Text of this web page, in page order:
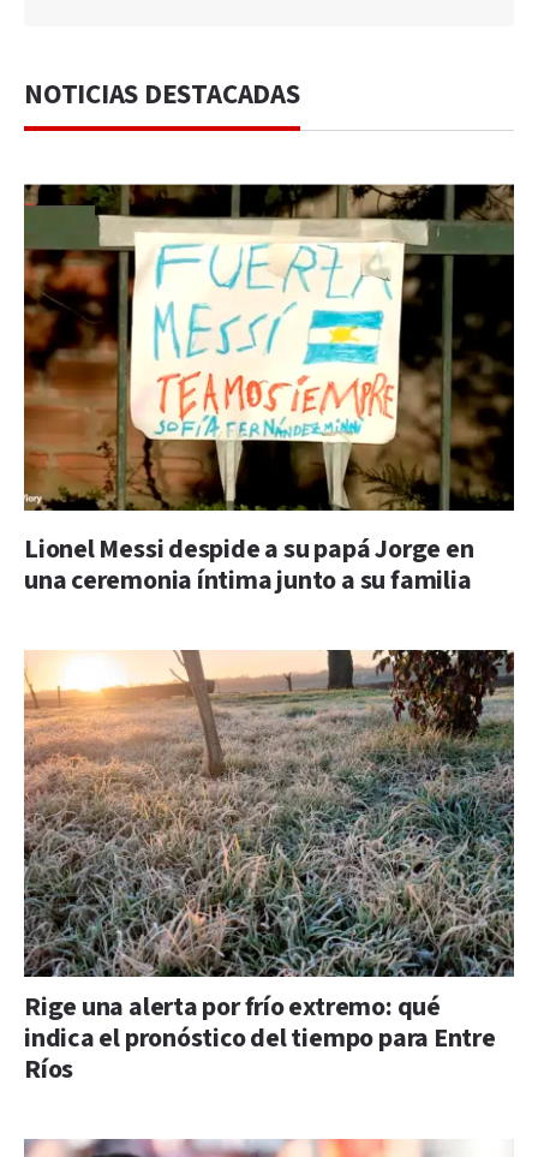
NOTICIAS DESTACADAS
Lionel Messi despide a su papá Jorge en
una ceremonia íntima junto a su familia
Rige una alerta por frío extremo: qué
indica el pronóstico del tiempo para Entre
Ríos